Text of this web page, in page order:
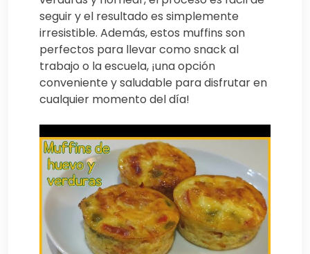
seguir y el resultado es simplemente
irresistible. Además, estos muffins son
perfectos para llevar como snack al
trabajo o la escuela, ¡una opción
conveniente y saludable para disfrutar en
cualquier momento del día!